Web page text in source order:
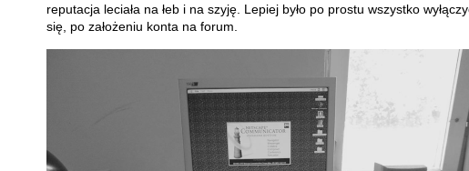
reputacja leciała na łeb i na szyję. Lepiej było po prostu wszystko
się, po założeniu konta na forum.